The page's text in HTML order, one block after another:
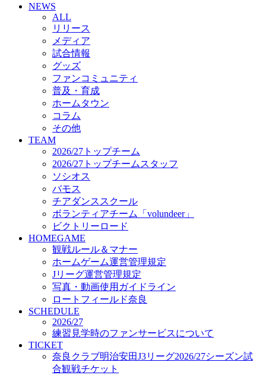
ボランティアチーム「volundeer」
ビクトリーロード
HOMEGAME
観戦ルール＆マナー
ホームゲーム運営管理規定
Jリーグ運営管理規定
写真・動画使用ガイドライン
ロートフィールド奈良
SCHEDULE
2026/27
練習見学時のファンサービスについて
TICKET
奈良クラブ明治安田J3リーグ2026/27シーズン試
合観戦チケット
奈良クラブ明治安田Ｊ3リーグ 2026/27シーズン
「鹿パス」
観戦ルール＆マナー
FANCOMMUNITY
2026/27ファンコミュニティ
サポートショップ
GOODS
オフィシャルストア（実店舗）
オンラインストア
ACADEMY
アカデミーについて
プロジェクト
コーチ&スタッフ
ジュニア
ジュニアユース
ユース
練習拠点（ナラディーア）
NEWS
ALL
リリース
メディア
試合情報
グッズ
ファンコミュニティ
普及・育成
ホームタウン
コラム
その他
TEAM
2026/27トップチーム
2026/27トップチームスタッフ
ソシオス
バモス
チアダンススクール
ボランティアチーム「volundeer」
ビクトリーロード
HOMEGAME
観戦ルール＆マナー
ホームゲーム運営管理規定
Jリーグ運営管理規定
写真・動画使用ガイドライン
ロートフィールド奈良
SCHEDULE
2026/27
練習見学時のファンサービスについて
TICKET
奈良クラブ明治安田J3リーグ2026/27シーズン試
合観戦チケット